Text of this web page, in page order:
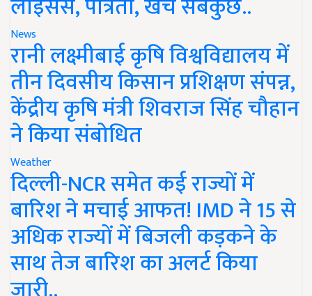
लाइसेंस, पात्रता, खर्च सबकुछ..
News
रानी लक्ष्मीबाई कृषि विश्वविद्यालय में
तीन दिवसीय किसान प्रशिक्षण संपन्न,
केंद्रीय कृषि मंत्री शिवराज सिंह चौहान
ने किया संबोधित
Weather
दिल्ली-NCR समेत कई राज्यों में
बारिश ने मचाई आफत! IMD ने 15 से
अधिक राज्यों में बिजली कड़कने के
साथ तेज बारिश का अलर्ट किया